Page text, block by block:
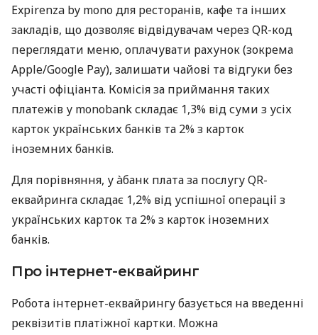
Expirenza by mono для ресторанів, кафе та інших
закладів, що дозволяє відвідувачам через QR-код
переглядати меню, оплачувати рахунок (зокрема
Apple/Google Pay), залишати чайові та відгуки без
участі офіціанта. Комісія за приймання таких
платежів у monobank складає 1,3% від суми з усіх
карток українських банків та 2% з карток
іноземних банків.
Для порівняння, у àбанк плата за послугу QR-
еквайринга складає 1,2% від успішної операції з
українських карток та 2% з карток іноземних
банків.
Про інтернет-еквайринг
Робота інтернет-еквайрингу базується на введенні
реквізитів платіжної картки. Можна